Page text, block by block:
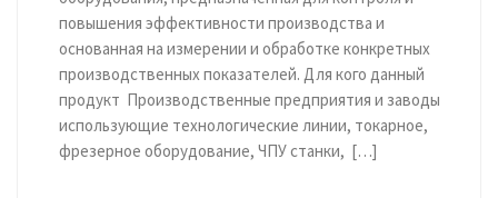
повышения эффективности производства и
основанная на измерении и обработке конкретных
производственных показателей. Для кого данный
продукт Производственные предприятия и заводы
использующие технологические линии, токарное,
фрезерное оборудование, ЧПУ станки, […]